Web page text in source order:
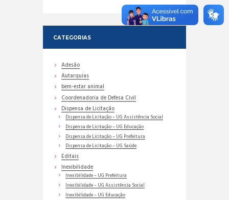
CATEGORIAS
Adesão
Autarquias
bem-estar animal
Coordenadoria de Defesa Civil
Dispensa de Licitação
Dispensa de Licitação – UG Assistência Social
Dispensa de Licitação – UG Educação
Dispensa de Licitação – UG Prefeitura
Dispensa de Licitação – UG Saúde
Editais
Inexibilidade
Inexibilidade – UG Prefeitura
Inexibilidade – UG Assistência Social
Inexibilidade – UG Educação